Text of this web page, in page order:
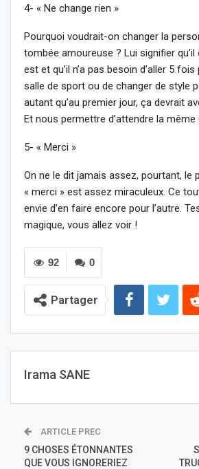
4- « Ne change rien »
Pourquoi voudrait-on changer la
tombée amoureuse ? Lui signifier qu’il
est et qu’il n’a pas besoin d’aller 5
salle de sport ou de changer de style
autant qu’au premier jour, ça devrait
Et nous permettre d’attendre la même
5- « Merci »
On ne le dit jamais assez, pourtant, le
« merci » est assez miraculeux. Ce
envie d’en faire encore pour l’autre.
magique, vous allez voir !
0
92
Partager
Irama SANE
ARTICLE PREC
9 CHOSES ÉTONNANTES
QUE VOUS IGNORERIEZ